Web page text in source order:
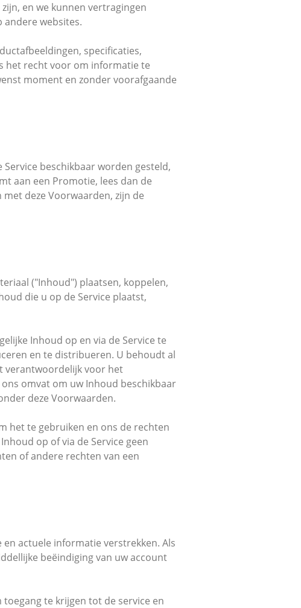
en we kunnen vertragingen
websites.
specificaties,
het recht voor om informatie te
moment en zonder voorafgaande
beschikbaar worden gesteld,
aan een Promotie, lees dan de
deze Voorwaarden, zijn de
("Inhoud") plaatsen, koppelen,
die u op de Service plaatst,
Inhoud op en via de Service te
en te distribueren. U behoudt al
verantwoordelijk voor het
omvat om uw Inhoud beschikbaar
deze Voorwaarden.
het te gebruiken en ons de rechten
op of via de Service geen
of andere rechten van een
actuele informatie verstrekken. Als
beëindiging van uw account
te krijgen tot de service en